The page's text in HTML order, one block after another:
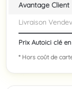
Avantage Client
Livraison
Prix Autoici clé
* Hors coût de